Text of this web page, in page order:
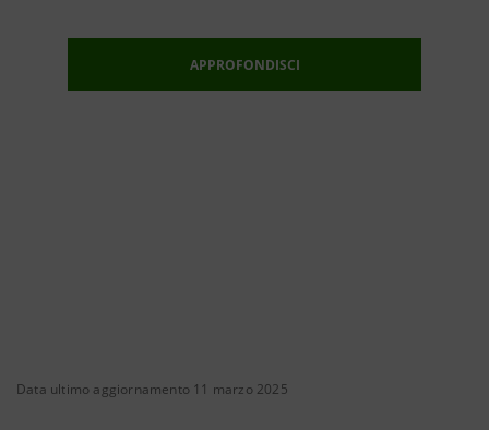
APPROFONDISCI
Data ultimo aggiornamento 11 marzo 2025